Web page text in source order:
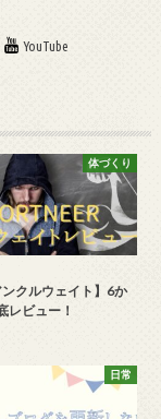
YouTube
体づくり
ンクルウェイト】6か
レビュー！
日常